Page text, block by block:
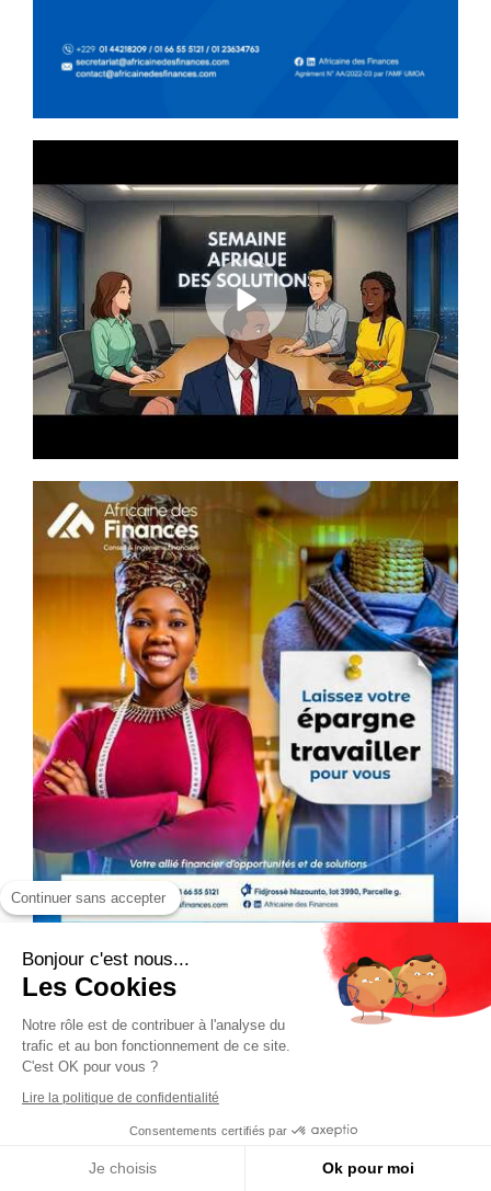
Continuer sans accepter
Bonjour c'est nous...
Les Cookies
Notre rôle est de contribuer à l'analyse du
trafic et au bon fonctionnement de ce site.
C'est OK pour vous ?
Lire la politique de confidentialité
Consentements certifiés par
Je choisis Ok pour moi